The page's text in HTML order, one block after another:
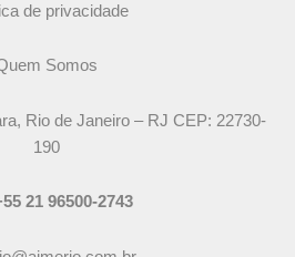
de privacidade
Somos
Rio de Janeiro – RJ CEP: 22730-
190
21 96500-2743